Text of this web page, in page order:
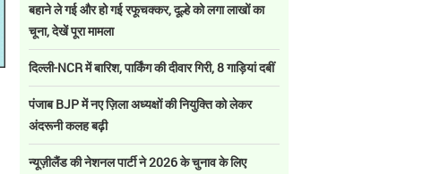
बहाने ले गई और हो गई रफूचक्कर, दूल्हे को लगा लाखों का
चूना, देखें पूरा मामला
दिल्ली-NCR में बारिश, पार्किंग की दीवार गिरी, 8 गाड़ियां दबीं
पंजाब BJP में नए ज़िला अध्यक्षों की नियुक्ति को लेकर
अंदरूनी कलह बढ़ी
न्यूज़ीलैंड की नेशनल पार्टी ने 2026 के चुनाव के लिए